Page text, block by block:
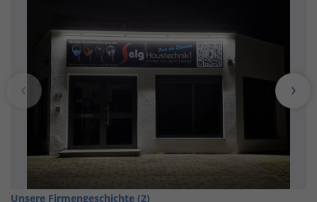
Unsere Firmengeschichte (2)